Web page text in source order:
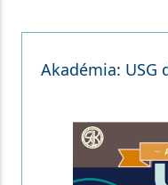
Akadémia: USG